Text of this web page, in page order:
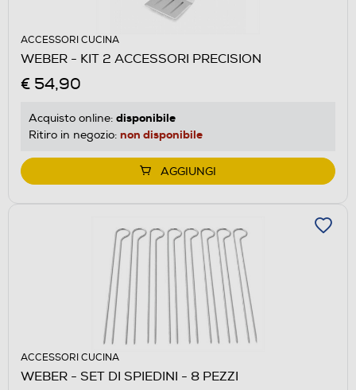
ACCESSORI CUCINA
WEBER - KIT 2 ACCESSORI PRECISION
€ 54,90
Acquisto online: disponibile
Ritiro in negozio: non disponibile
AGGIUNGI
ACCESSORI CUCINA
WEBER - SET DI SPIEDINI - 8 PEZZI